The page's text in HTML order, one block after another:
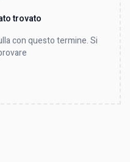
trovato
con questo termine. Si